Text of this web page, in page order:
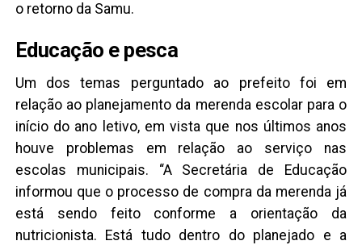
o retorno da Samu.
Educação e pesca
Um dos temas perguntado ao prefeito foi em
relação ao planejamento da merenda escolar para o
início do ano letivo, em vista que nos últimos anos
houve problemas em relação ao serviço nas
escolas municipais. “A Secretária de Educação
informou que o processo de compra da merenda já
está sendo feito conforme a orientação da
nutricionista. Está tudo dentro do planejado e a